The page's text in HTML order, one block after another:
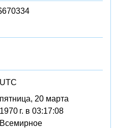
UTC
пятница, 20 марта
1970 г. в 03:17:08
Всемирное